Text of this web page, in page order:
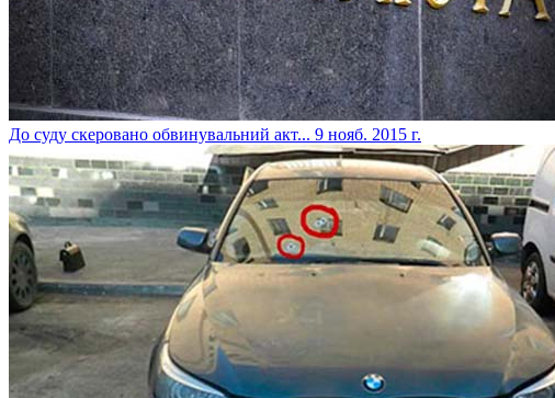
До суду скеровано обвинувальний акт... 9 нояб. 2015 г.